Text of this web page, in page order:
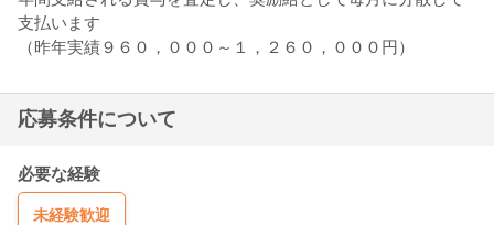
支払います
（昨年実績９６０，０００～１，２６０，０００円）
応募条件について
必要な経験
未経験歓迎